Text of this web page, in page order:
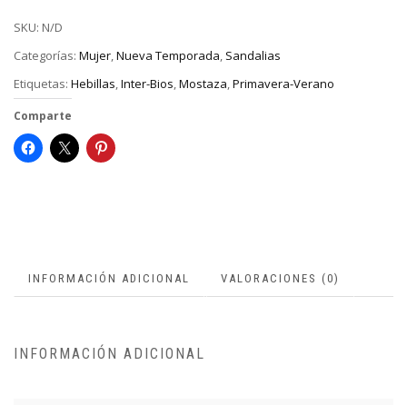
SKU: N/D
Categorías: Mujer,Nueva Temporada, Sandalias
Etiquetas: Hebillas,Inter-Bios,Mostaza,Primavera-Verano
Comparte
INFORMACIÓN ADICIONAL VALORACIONES (0)
INFORMACIÓN ADICIONAL